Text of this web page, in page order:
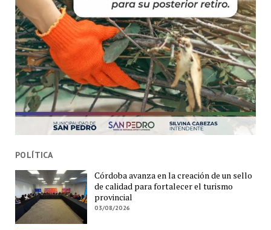
POLÍTICA
Córdoba avanza en la creación de un sello
de calidad para fortalecer el turismo
provincial
03/08/2026